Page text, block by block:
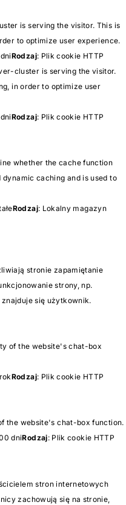
is serving the visitor. This is
to optimize user experience.
Rodzaj: Plik cookie HTTP
cluster is serving the visitor.
in order to optimize user
Rodzaj: Plik cookie HTTP
whether the cache function
caching and is used to
Rodzaj: Lokalny magazyn
stronie zapamiętanie
strony, np.
się użytkownik.
of the website's chat-box
Rodzaj: Plik cookie HTTP
the website's chat-box function.
dniRodzaj: Plik cookie HTTP
stron internetowych
zachowują się na stronie,